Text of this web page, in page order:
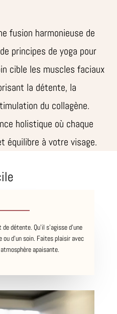
fusion harmonieuse de
principes de yoga pour
cible les muscles faciaux
la détente, la
du collagène.
holistique où chaque
équilibre à votre visage.
détente. Qu’il s’agisse d’une
ou d’un soin. Faites plaisir avec
apaisante.